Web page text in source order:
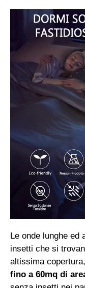
Le onde lunghe ed
insetti che si
altissima
fino a 60mq di